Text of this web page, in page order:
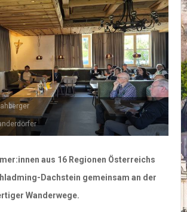
aus 16 Regionen Österreichs
Dachstein gemeinsam an der
Wanderwege.